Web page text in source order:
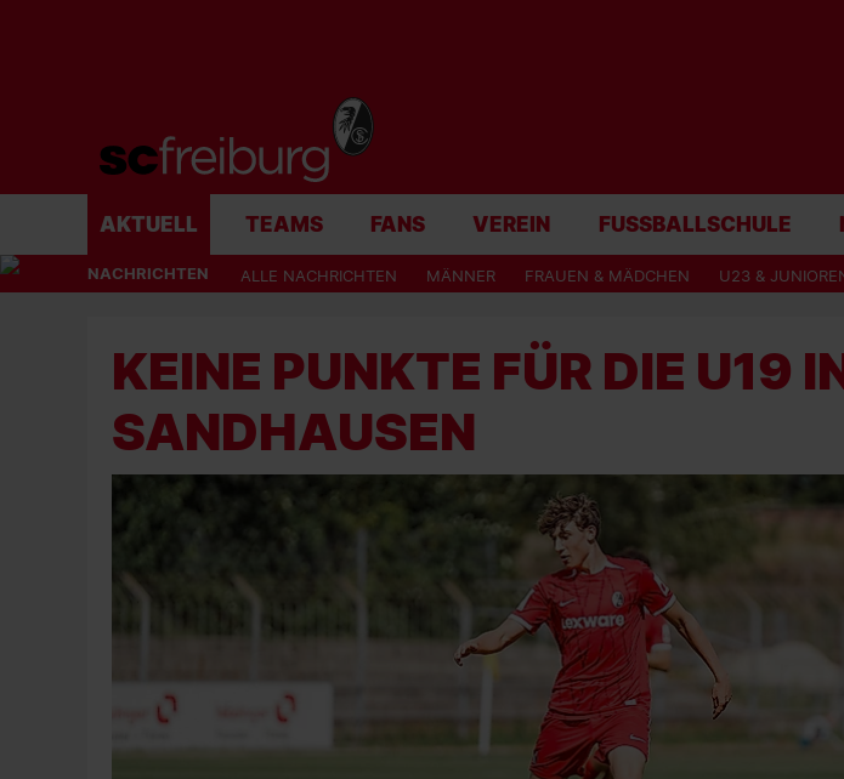
AKTUELL TEAMS FANS VEREIN FUSSBALLSCHULE
NACHRICHTEN ALLE NACHRICHTEN MÄNNER FRAUEN & MÄDCHEN U23 &
KEINE PUNKTE FÜR DIE U19
SANDHAUSEN